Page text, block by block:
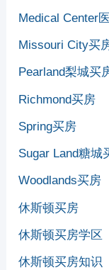
Medical Center
Missouri City买
Pearland梨城买
Richmond买房
Spring买房
Sugar Land糖城
Woodlands买房
休斯顿买房
休斯顿买房学区
休斯顿买房知识